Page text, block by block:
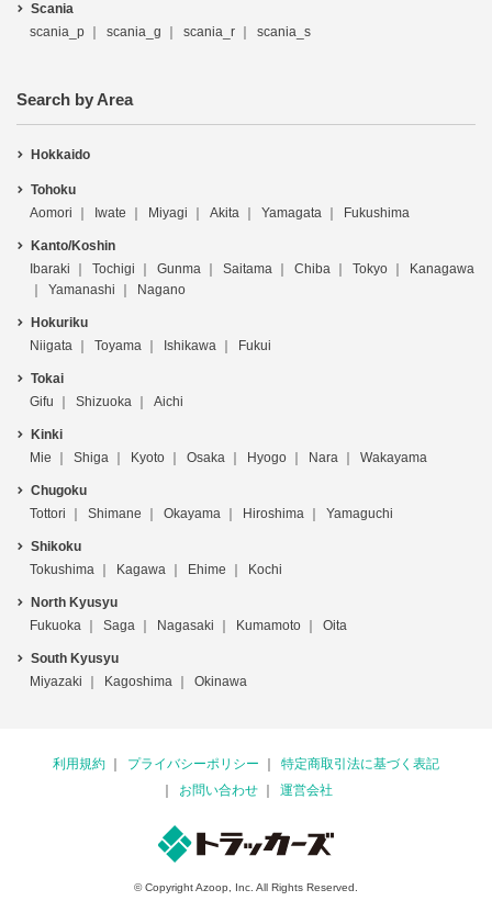
Scania
scania_p
scania_g scania_r scania_s
Search by Area
Hokkaido
Tohoku
Aomori
Iwate Miyagi Akita Yamagata Fukushima
Kanto/Koshin
Ibaraki
Tochigi Gunma Saitama Chiba Tokyo
Kanagawa
Yamanashi
Nagano
Hokuriku
Niigata
Toyama Ishikawa Fukui
Tokai
Gifu
Shizuoka Aichi
Kinki
Mie
Shiga Kyoto Osaka Hyogo Nara Wakayama
Chugoku
Tottori
Shimane Okayama Hiroshima Yamaguchi
Shikoku
Tokushima
Kagawa Ehime Kochi
North Kyusyu
Fukuoka
Saga Nagasaki Kumamoto Oita
South Kyusyu
Miyazaki
Kagoshima Okinawa
利用規約 プライバシーポリシー
特定商取引法に基づく表記
お問い合わせ
運営会社
© Copyright Azoop, Inc. All Rights Reserved.